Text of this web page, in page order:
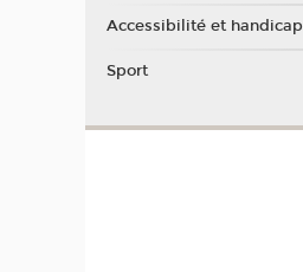
Accessibilité et handicap
Sport